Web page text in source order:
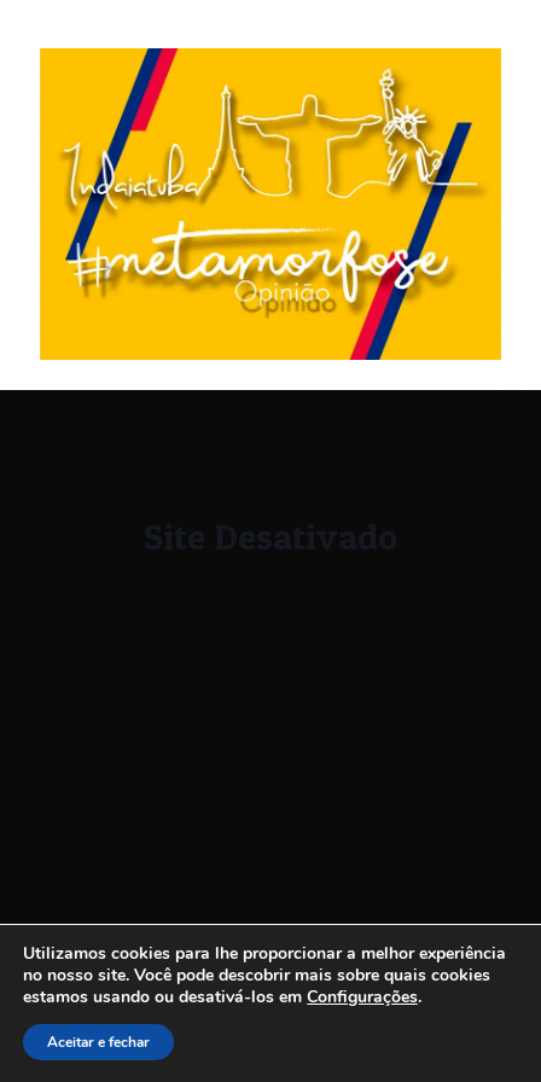
Site Desativado
Utilizamos cookies para lhe proporcionar a melhor experiência
no nosso site. Você pode descobrir mais sobre quais cookies
estamos usando ou desativá-los em Configurações.
Aceitar e fechar